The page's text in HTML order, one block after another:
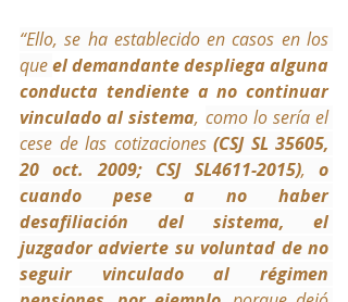
“Ello, se ha establecido en casos en los
que el demandante despliega alguna
conducta tendiente a no continuar
vinculado al sistema, como lo sería el
cese de las cotizaciones (CSJ SL 35605,
20 oct. 2009; CSJ SL4611-2015), o
cuando pese a no haber
desafiliación del sistema, el
juzgador advierte su voluntad de no
seguir vinculado al régimen